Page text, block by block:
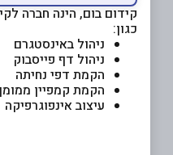
קידום בום, הינה חברה
כגון:
ניהול באינסטגרם
ניהול דף פייסבוק
הקמת דפי נחיתה
הקמת קמפיין ממומן
עיצוב אינפוגרפיקה